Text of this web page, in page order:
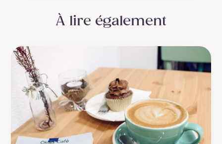
À lire également